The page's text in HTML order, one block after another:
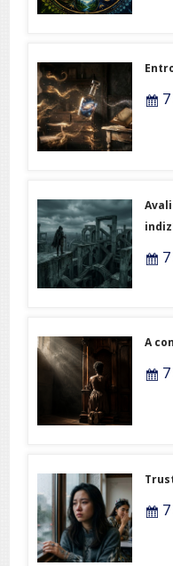
A